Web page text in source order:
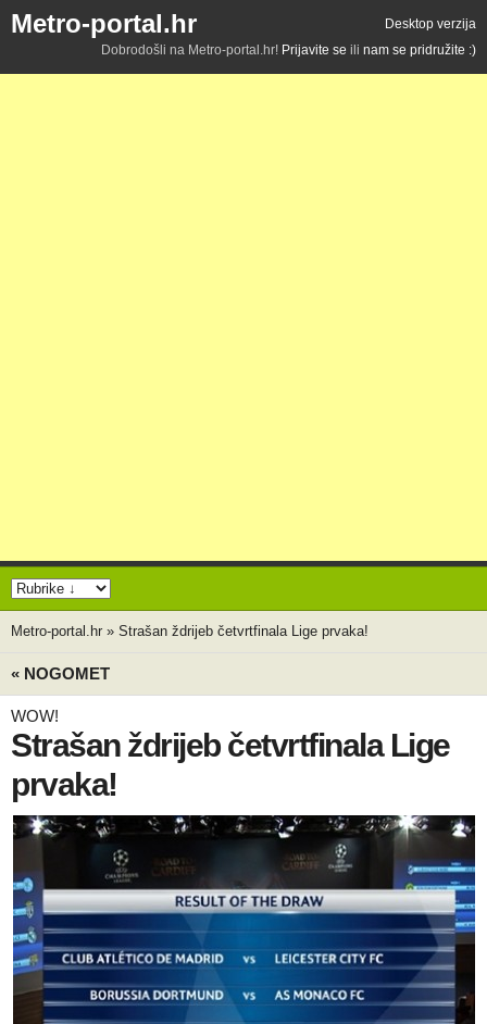
Metro-portal.hr
Desktop verzija
Dobrodošli na Metro-portal.hr! Prijavite se ili nam se pridružite :)
Metro-portal.hr » Strašan ždrijeb četvrtfinala Lige prvaka!
« NOGOMET
WOW!
Strašan ždrijeb četvrtfinala Lige
prvaka!